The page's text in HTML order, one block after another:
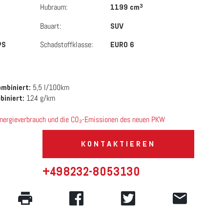
Hubraum: 1199 cm3
Bauart: SUV
Schadstoffklasse: EURO 6
5,5 l/100km
124 g/km
und die CO₂-Emissionen des neuen PKW
KONTAKTIEREN
+498232-8053130